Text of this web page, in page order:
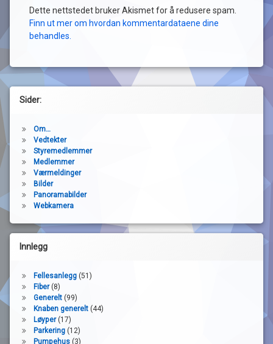
Dette nettstedet bruker Akismet for å redusere spam.
Finn ut mer om hvordan kommentardataene dine
behandles.
Sider:
Om…
Vedtekter
Styremedlemmer
Medlemmer
Værmeldinger
Bilder
Panoramabilder
Webkamera
Innlegg
Fellesanlegg(51)
Fiber(8)
Generelt(99)
Knaben generelt(44)
Løyper(17)
Parkering(12)
Pumpehus(3)